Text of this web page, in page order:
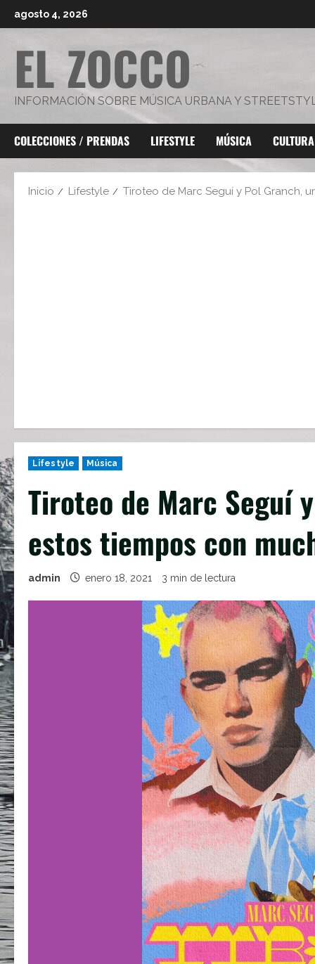
al
agosto 4, 2026
EL ZOCCO
INFORMACIÓN SOBRE MÚSICA URBANA Y
COLECCIONES / PRENDAS LIFESTYLE MÚSICA CULTURA
Inicio Lifestyle Tiroteo de Marc Seguí y Pol Granch,
Lifestyle Música
Tiroteo de Marc Seguí
estos tiempos con
admin enero 18, 2021 3 min de lectura